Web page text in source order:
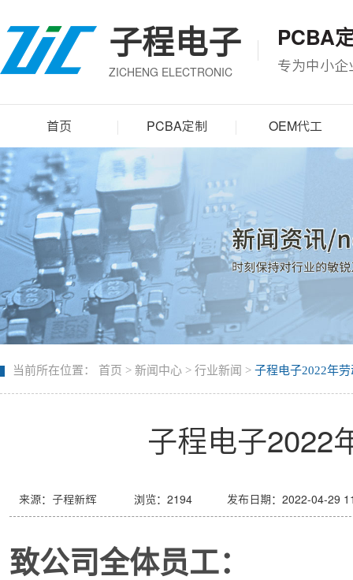
子程电子
ZICHENG ELECTRONIC
PCBA
专为中小企
首页 PCBA定制 OEM代工
当前所在位置： 首页 > 新闻中心 > 行业新闻 > 子程电子2022年
子程电子2022
来源：子程新辉 浏览： 2194 发布日期：2022-04-29
致公司全体员工：